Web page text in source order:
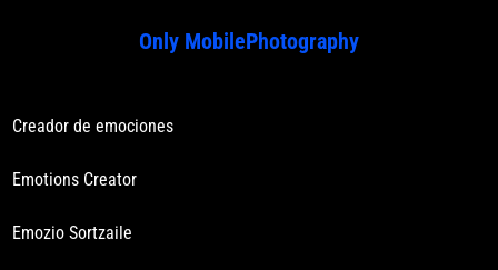
Only MobilePhotography
Creador de emociones
Emotions Creator
Emozio Sortzaile